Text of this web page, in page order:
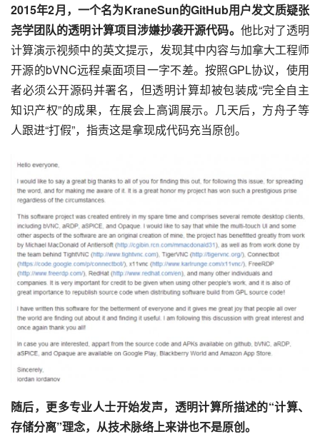
2015年2月，一个名为KraneSun的GitHub用户发文质疑张
尧学团队的透明计算项目涉嫌抄袭开源代码。 他比对了透明
计算演示视频中的英文提示，发现其中内容与加拿大工程师
开源的bVNC远程桌面项目一字不差。按照GPL协议，使用
者必须公开源码并署名，但透明计算却被包装成“完全自主
知识产权”的成果，在展会上高调展示。几天后，方舟子等
人跟进“打假”，指责这是拿现成代码充当原创。
随后，更多专业人士开始发声，透明计算所描述的“计算、
存储分离”理念，从技术脉络上来讲也不是原创。